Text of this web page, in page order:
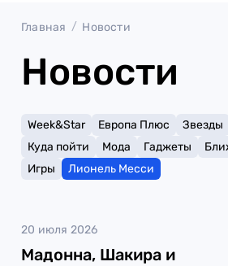
Главная Новости
Новости
Week&Star Европа Плюс Звезды
Куда пойти
Мода Гаджеты
Игры
Лионель Месси
20 июля 2026
Мадонна, Шакира и